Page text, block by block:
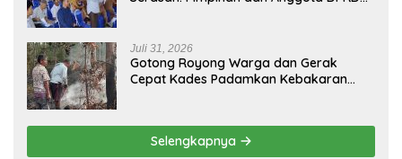
2026
Juli 31, 2026
Gotong Royong Warga dan Gerak
Cepat Kades Padamkan Kebakaran
Selengkapnya